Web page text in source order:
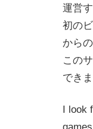
運営
初の
から
この
できま
I look
games